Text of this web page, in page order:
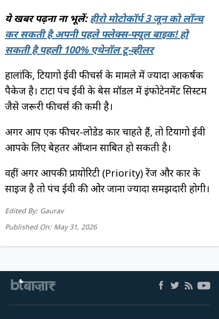
ये खबर पढ़ना ना भूलें:हीरो मोटोकॉर्प 3 जून को लॉन्च
कर सकती है अपनी पहले फ्लेक्स-फ्यूल बाइक! हो
सकती है पहली 100% एथेनॉल टू-व्हीलर
हालांकि, टियागो ईवी फीचर्स के मामले में ज्यादा आकर्षक
पैकेज है। टाटा पंच ईवी के बेस मॉडल में इंफोटेनमेंट सिस्टम
जैसे जरूरी फीचर्स की कमी है।
अगर आप एक फीचर-लोडेड कार चाहते हैं, तो टियागो ईवी
आपके लिए बेहतर ऑप्शन साबित हो सकती है।
वहीं अगर आपकी प्रायोरिटी (Priority) रेंज और कार के
साइज है तो पंच ईवी की ओर जाना ज्यादा समझदारी होगी।
Edited By: Gaurav
Published On: May 31, 2026